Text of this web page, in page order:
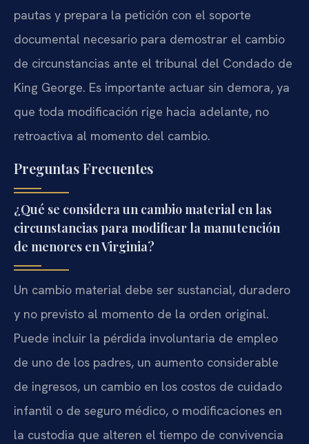
pautas y prepara la petición con el soporte
documental necesario para demostrar el cambio
de circunstancias ante el tribunal del Condado de
King George. Es importante actuar sin demora, ya
que toda modificación rige hacia adelante, no
retroactiva al momento del cambio.
Preguntas Frecuentes
¿Qué se considera un cambio material en las
circunstancias para modificar la manutención
de menores en Virginia?
Un cambio material debe ser sustancial, duradero
y no previsto al momento de la orden original.
Puede incluir la pérdida involuntaria de empleo
de uno de los padres, un aumento considerable
de ingresos, un cambio en los costos de cuidado
infantil o de seguro médico, o modificaciones en
la custodia que alteren el tiempo de convivencia